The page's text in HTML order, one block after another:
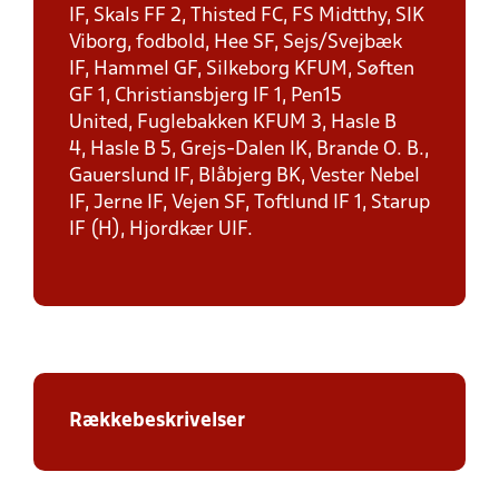
IF, Skals FF 2, Thisted FC, FS Midtthy, SIK
Viborg, fodbold, Hee SF, Sejs/Svejbæk
IF, Hammel GF, Silkeborg KFUM, Søften
GF 1, Christiansbjerg IF 1, Pen15
United, Fuglebakken KFUM 3, Hasle B
4, Hasle B 5, Grejs-Dalen IK, Brande O. B.,
Gauerslund IF, Blåbjerg BK, Vester Nebel
IF, Jerne IF, Vejen SF, Toftlund IF 1, Starup
IF (H), Hjordkær UIF.
Rækkebeskrivelser